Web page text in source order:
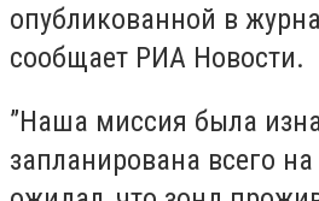
опубликованной в
сообщает РИА Новости.
”Наша миссия была
запланирована всего